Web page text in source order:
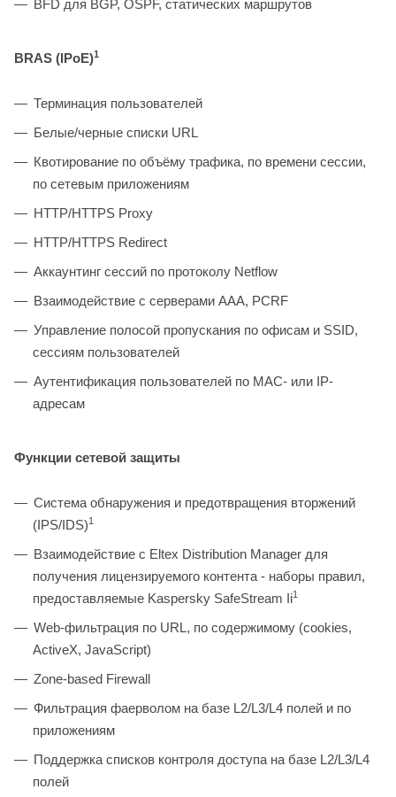
BFD для BGP, OSPF, статических маршрутов
BRAS (IPoE)1
Терминация пользователей
Белые/черные списки URL
Квотирование по объёму трафика, по времени сессии,
по сетевым приложениям
HTTP/HTTPS Proxy
HTTP/HTTPS Redirect
Аккаунтинг сессий по протоколу Netflow
Взаимодействие с серверами ААА, PCRF
Управление полосой пропускания по офисам и SSID,
сессиям пользователей
Аутентификация пользователей по MAC- или IP-
адресам
Функции сетевой защиты
Система обнаружения и предотвращения вторжений
(IPS/IDS)1
Взаимодействие с Eltex Distribution Manager для
получения лицензируемого контента - наборы правил,
предоставляемые Kaspersky SafeStream Ii1
Web-фильтрация по URL, по содержимому (cookies,
ActiveX, JavaScript)
Zone-based Firewall
Фильтрация фаерволом на базе L2/L3/L4 полей и по
приложениям
Поддержка списков контроля доступа на базе L2/L3/L4
полей